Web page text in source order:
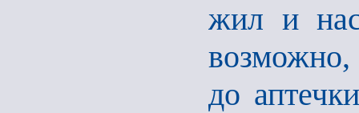
жил и
возможно,
до